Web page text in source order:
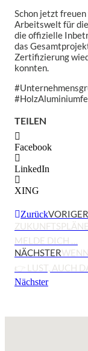
Schon jetzt
Arbeitswelt für
die offizielle
das
Zertifizierung
konnten.
TEILEN
Facebook
LinkedIn
XING
ZurückVORIGER
MELDE DICH …
NÄCHSTER
👉 LUST, AUCH
Nächster